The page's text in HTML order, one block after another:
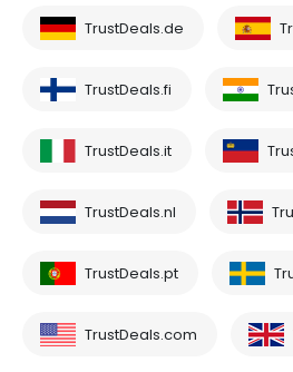
TrustDeals.de
TrustDeals.fi
TrustDeals.it
TrustDeals.nl
TrustDeals.pt
TrustDeals.com